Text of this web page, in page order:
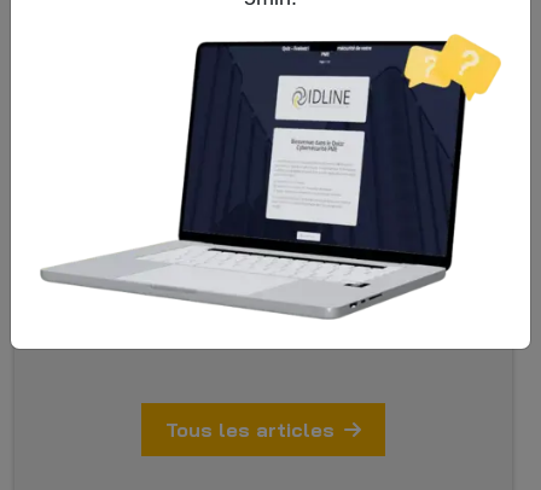
grâce aux solutions de
communication collaborative
d'IDLINE
SD-WAN : L'indispensable dans le
domaine des réseaux d'entreprise
Comment nos datacenters protègent
vos systèmes d’information et
données sensibles ?
Tous les articles